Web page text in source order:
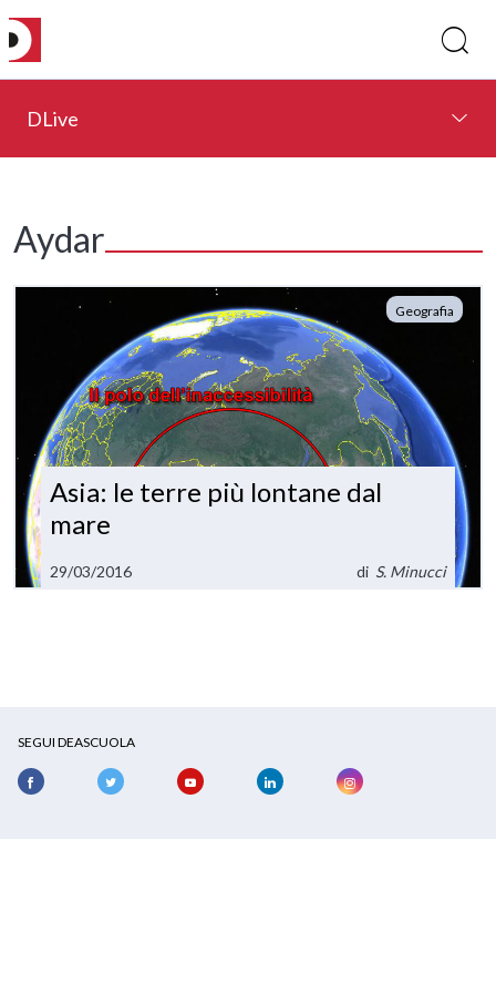
DLive
Aydar
Geografia
Asia: le terre più lontane dal
mare
29/03/2016 di S. Minucci
SEGUI DEASCUOLA